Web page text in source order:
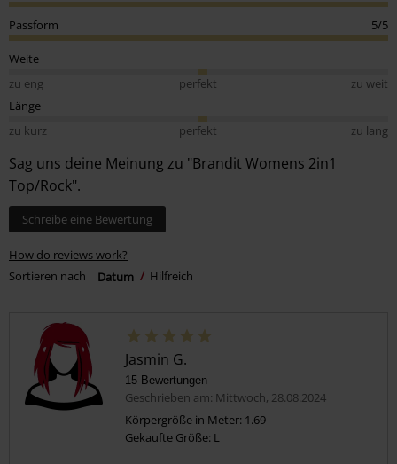
Passform 5/5
Weite
zu eng
perfekt
zu weit
Länge
zu kurz
perfekt zu lang
Sag uns deine Meinung zu "Brandit Womens 2in1
Top/Rock".
Schreibe eine Bewertung
How do reviews work?
Sortieren nach
Datum Hilfreich
Jasmin G.
15 Bewertungen
Geschrieben am: Mittwoch, 28.08.2024
Körpergröße in Meter: 1.69
Gekaufte Größe: L